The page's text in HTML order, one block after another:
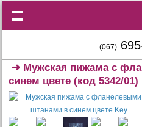
(067)
➜ Мужская пижама с
синем цвете (код 5342/01)